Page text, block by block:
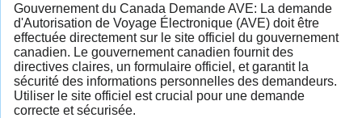
Gouvernement du Canada Demande AVE: La demande
d'Autorisation de Voyage Électronique (AVE) doit être
effectuée directement sur le site officiel du gouvernement
canadien. Le gouvernement canadien fournit des
directives claires, un formulaire officiel, et garantit la
sécurité des informations personnelles des demandeurs.
Utiliser le site officiel est crucial pour une demande
correcte et sécurisée.